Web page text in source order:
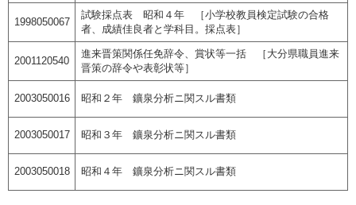
1998050067
試験採点表 昭和４年 ［小学校教員検定試験の合格
者、成績佳良者と学科目。採点表］
2001120540
進来晋策関係任免辞令、賞状等一括 ［大分県職員進来
晋策の辞令や表彰状等］
2003050016 昭和２年 鑛泉分析ニ関スル書類
2003050017 昭和３年 鑛泉分析ニ関スル書類
2003050018 昭和４年 鑛泉分析ニ関スル書類